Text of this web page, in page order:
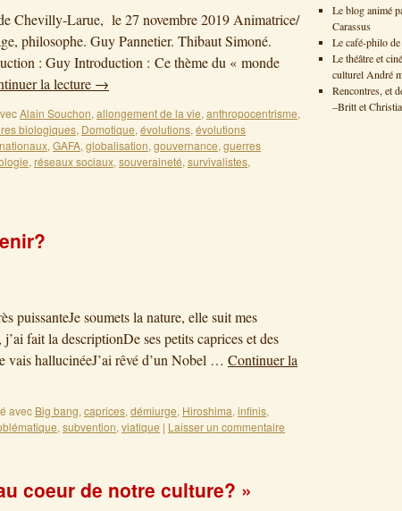
Chevilly-Larue, le 27 novembre 2019 Animatrice/
philosophe. Guy Pannetier. Thibaut Simoné.
: Guy Introduction : Ce thème du « monde
la lecture →
Alain Souchon, allongement de la vie, anthropocentrisme,
biologiques, Domotique, évolutions, évolutions
, GAFA, globalisation, gouvernance, guerres
, réseaux sociaux, souveraineté, survivalistes,
puissanteJe soumets la nature, elle suit mes
fait la descriptionDe ses petits caprices et des
vais hallucinéeJ’ai rêvé d’un Nobel … Continuer la
avec Big bang, caprices, démiurge, Hiroshima, infinis,
, subvention, viatique | Laisser un commentaire
coeur de notre culture? »
Le blog animé
Carassus
Le café-philo
Le théâtre et
culturel André
Rencontres, et
–Britt et